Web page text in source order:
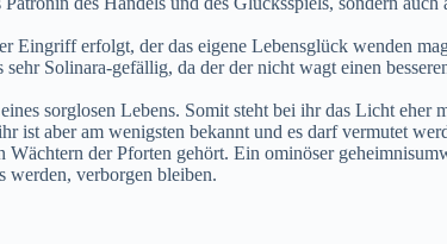
Eingriff erfolgt, der das eigene Lebensglück wenden
Solinara-gefällig, da der der nicht wagt einen
sorglosen Lebens. Somit steht bei ihr das Licht eher
aber am wenigsten bekannt und es darf vermutet
der Pforten gehört. Ein ominöser
werden, verborgen bleiben.